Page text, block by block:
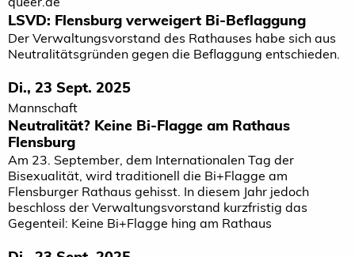
LSVD: Flensburg verweigert Bi-Beflaggung
Der Verwaltungsvorstand des Rathauses habe sich aus
Neutralitätsgründen gegen die Beflaggung entschieden.
Di., 23 Sept. 2025
Mannschaft
Neutralität? Keine Bi-Flagge am Rathaus
Flensburg
Am 23. September, dem Internationalen Tag der
Bisexualität, wird traditionell die Bi+Flagge am
Flensburger Rathaus gehisst. In diesem Jahr jedoch
beschloss der Verwaltungsvorstand kurzfristig das
Gegenteil: Keine Bi+Flagge hing am Rathaus